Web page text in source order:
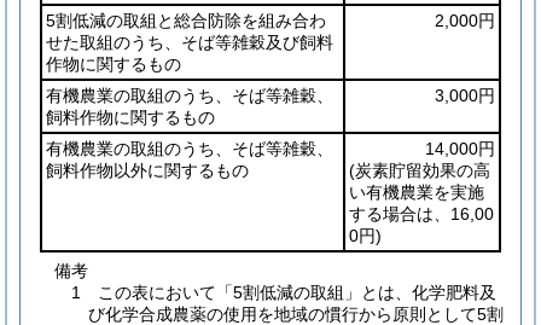
5割低減の取組と総合防除を組み合わ
せた取組のうち、そば等雑穀及び飼料
作物に関するもの
2,000円
有機農業の取組のうち、そば等雑穀、
飼料作物に関するもの
3,000円
有機農業の取組のうち、そば等雑穀、
飼料作物以外に関するもの
14,000円
(炭素貯留効果の高
い有機農業を実施
する場合は、16,00
0円)
備考
1 この表において「5割低減の取組」とは、化学肥料及
び化学合成農薬の使用を地域の慣行から原則として5割